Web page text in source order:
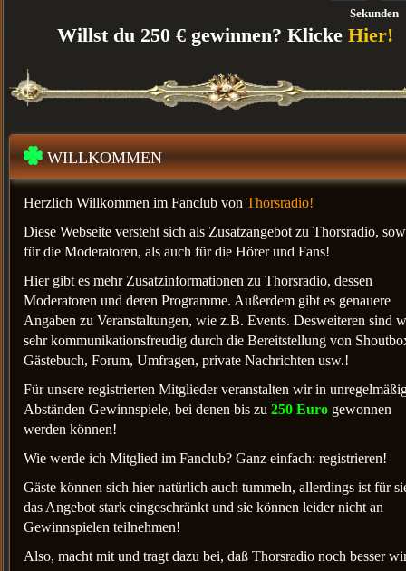
Sekunden
Willst du 250 € gewinnen? Klicke Hier!
WILLKOMMEN
Herzlich Willkommen im Fanclubvon Thorsradio!
Diese Webseite versteht sich als Zusatzangebot zu Thorsradio,
für die Moderatoren, als auch für die Hörer und Fans!
Hier gibt es mehr Zusatzinformationen zu Thorsradio, dessen
Moderatoren und deren Programme. Außerdem gibt es genauere
Angaben zu Veranstaltungen, wie z.B. Events. Desweiteren sind
sehr kommunikationsfreudig durch die Bereitstellung von
Gästebuch, Forum, Umfragen, private Nachrichten usw.!
Für unsere registrierten Mitglieder veranstalten wir in
Abständen Gewinnspiele, bei denen bis zu 250 Eurogewonnen
werden können!
Wie werde ich Mitglied im Fanclub? Ganz einfach: registrieren!
Gäste können sich hier natürlich auch tummeln, allerdings ist für
das Angebot stark eingeschränkt und sie können leider nicht an
Gewinnspielen teilnehmen!
Also, macht mit und tragt dazu bei, daß Thorsradio noch besser